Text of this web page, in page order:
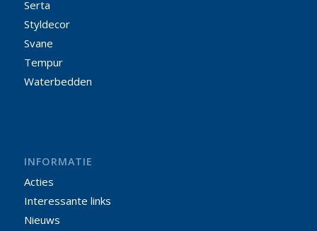
Serta
Styldecor
Svane
Tempur
Waterbedden
INFORMATIE
Acties
Interessante links
Nieuws